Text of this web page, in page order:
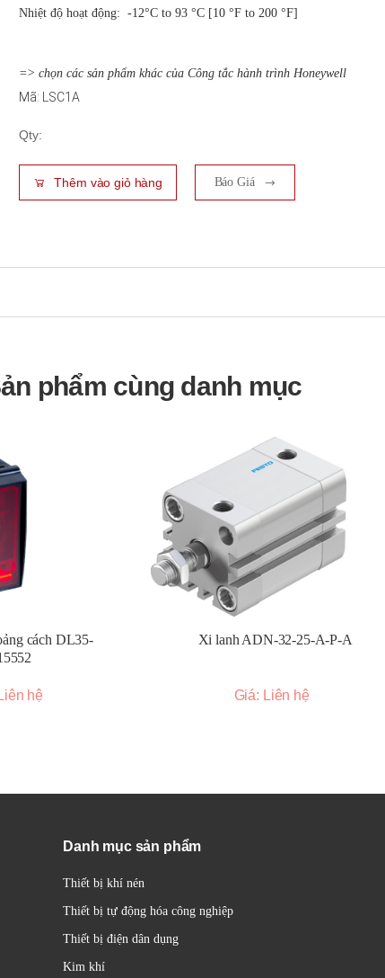
Nhiệt độ hoạt động: -12°C to 93 °C [10 °F to 200 °F]
=> chọn các sản phẩm khác của Công tắc hành trình Honeywell
Mã: LSC1A
Qty:
Thêm vào giỏ hàng Báo Giá
phẩm cùng danh mục
cách DL35-
hệ
Xi lanh ADN-32-25-A-P-A
Giá: Liên hệ
Danh mục sản phẩm
Thiết bị khí nén
Thiết bị tự động hóa công nghiệp
Thiết bị điện dân dụng
Kim khí